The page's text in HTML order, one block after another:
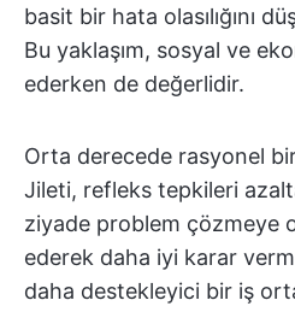
basit bir hata olasılığını
Bu yaklaşım, sosyal ve
ederken de değerlidir.
Orta derecede rasyonel
Jileti, refleks tepkileri
ziyade problem çözmeye
ederek daha iyi karar
daha destekleyici bir iş